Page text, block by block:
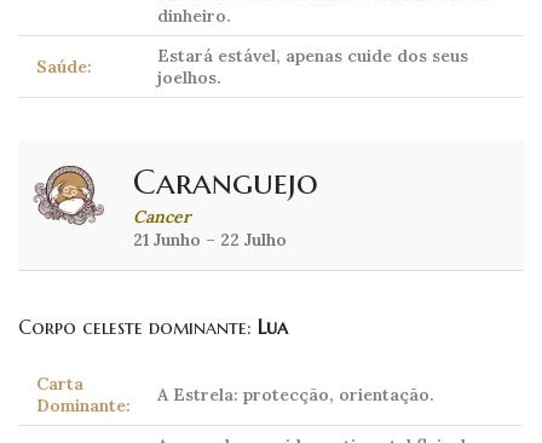
dinheiro.
Saúde:
Estará estável, apenas cuide dos seus
joelhos.
Caranguejo
Cancer
21 Junho – 22 Julho
Corpo celeste dominante: Lua
Carta
Dominante:
A Estrela: protecção, orientação.